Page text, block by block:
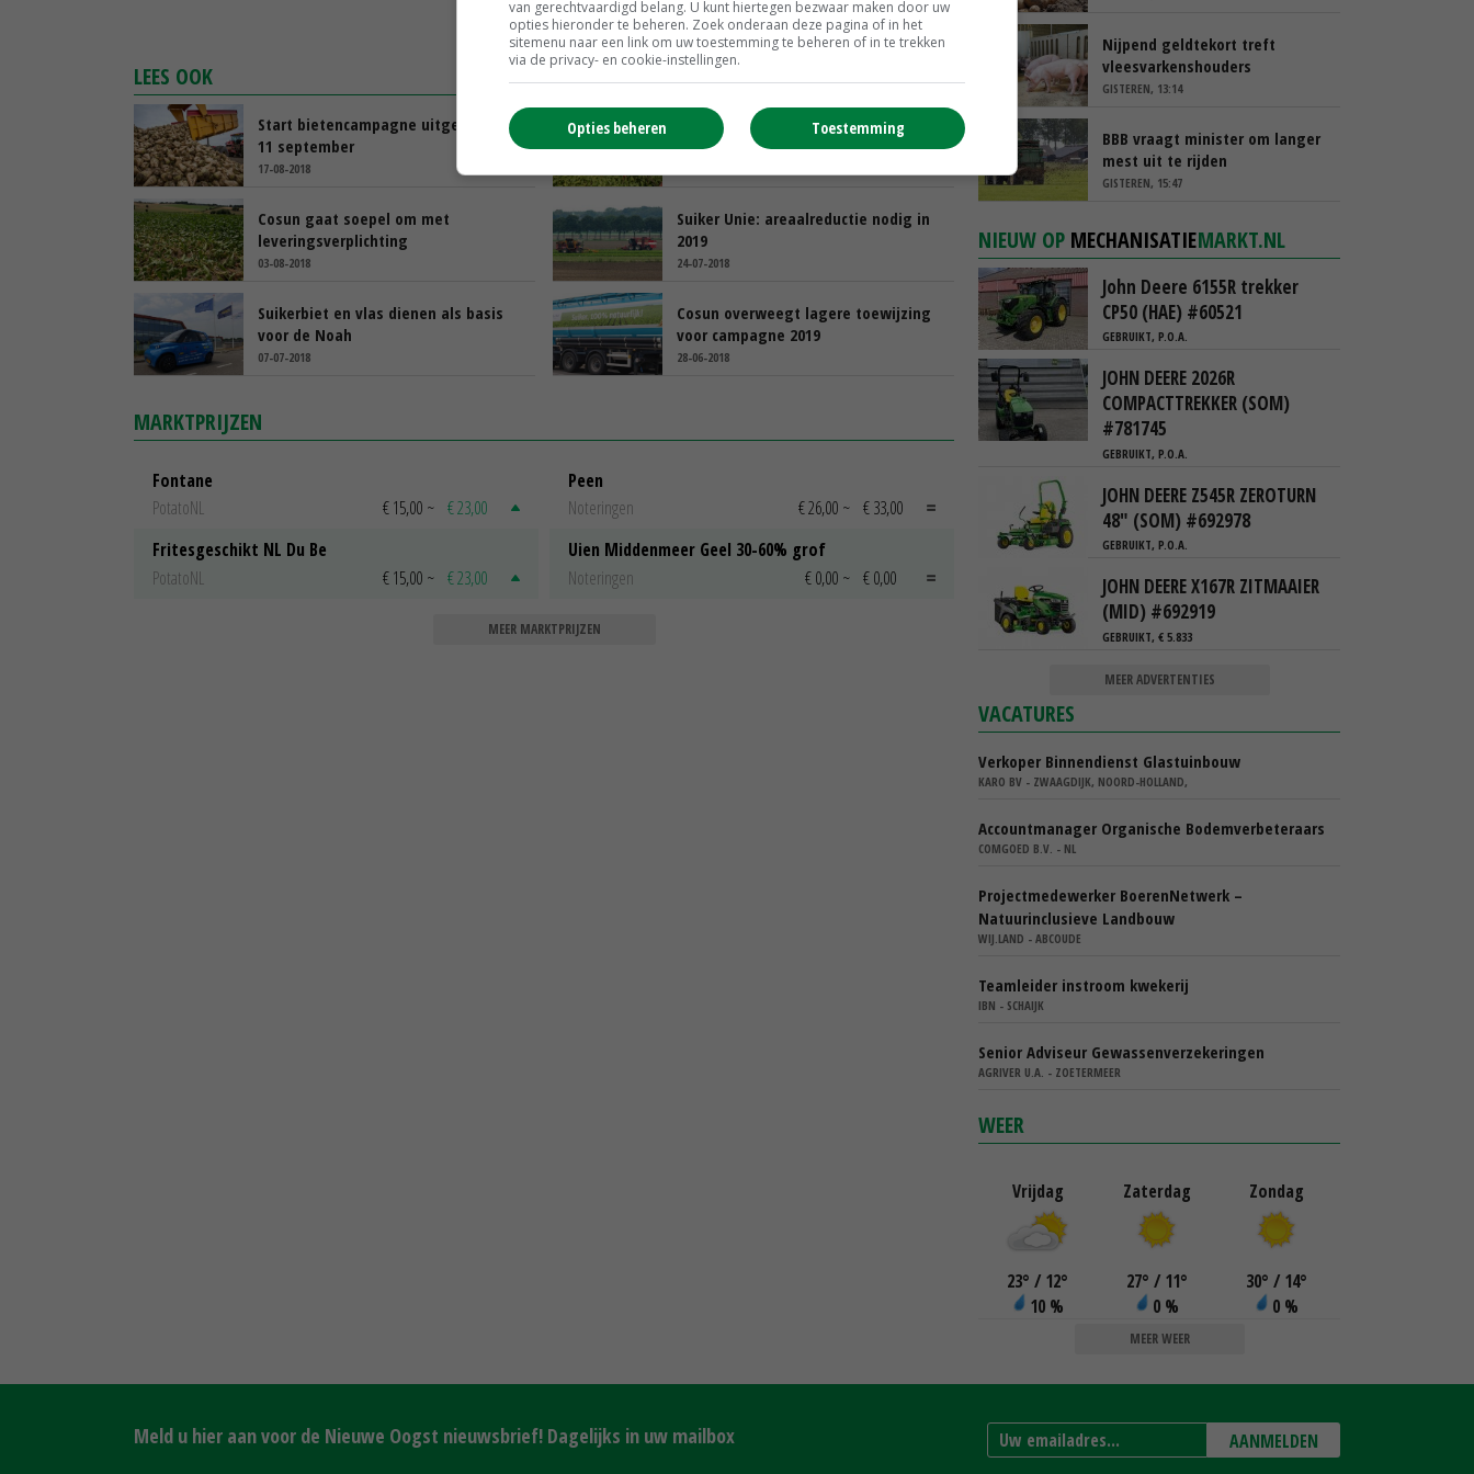
LEES OOK
Start bietencampagne uitgesteld tot
11 september
17-08-2018
Cosun gaat soepel om met
ontheffing leveringsplicht
Cosun gaat soepel om met
leveringsverplichting
03-08-2018
Suiker Unie: areaalreductie nodig in
2019
24-07-2018
Suikerbiet en vlas dienen als basis
voor de Noah
07-07-2018
Cosun overweegt lagere toewijzing
voor campagne 2019
28-06-2018
MARKTPRIJZEN
Fontane
PotatoNL
€ 15,00 ~ € 23,00
Fritesgeschikt NL Du Be
PotatoNL
€ 15,00 ~ € 23,00
Peen
Noteringen
€ 26,00 ~ € 33,00
Uien Middenmeer Geel 30-60% grof
Noteringen
€ 0,00 ~ € 0,00
MEER MARKTPRIJZEN
Nijpend geldtekort treft
vleesvarkenshouders
GISTEREN, 13:14
BBB vraagt minister om langer
mest uit te rijden
GISTEREN, 15:47
NIEUW OP MECHANISATIEMARKT.NL
John Deere 6155R trekker
CP50 (HAE) #60521
GEBRUIKT, P.O.A.
JOHN DEERE 2026R
COMPACTTREKKER (SOM)
#781745
GEBRUIKT, P.O.A.
JOHN DEERE Z545R ZEROTURN
48" (SOM) #692978
GEBRUIKT, P.O.A.
JOHN DEERE X167R ZITMAAIER
(MID) #692919
GEBRUIKT, € 5.833
MEER ADVERTENTIES
VACATURES
Verkoper Binnendienst Glastuinbouw
KARO BV - ZWAAGDIJK, NOORD-HOLLAND,
Accountmanager Organische Bodemverbeteraars
COMGOED B.V. - NL
Projectmedewerker BoerenNetwerk –
Natuurinclusieve Landbouw
WIJ.LAND - ABCOUDE
Teamleider instroom kwekerij
IBN - SCHAIJK
Senior Adviseur Gewassenverzekeringen
AGRIVER U.A. - ZOETERMEER
WEER
Vrijdag
23° / 12°
10 %
Zaterdag
27° / 11°
0 %
Zondag
30° / 14°
0 %
MEER WEER
Meld u hier aan voor de Nieuwe Oogst nieuwsbrief! Dagelijks in uw mailbox AANMELDEN
van gerechtvaardigd belang. U kunt hiertegen bezwaar maken door uw
opties hieronder te beheren. Zoek onderaan deze pagina of in het
sitemenu naar een link om uw toestemming te beheren of in te trekken
via de privacy- en cookie-instellingen.
Toestemming
Opties beheren